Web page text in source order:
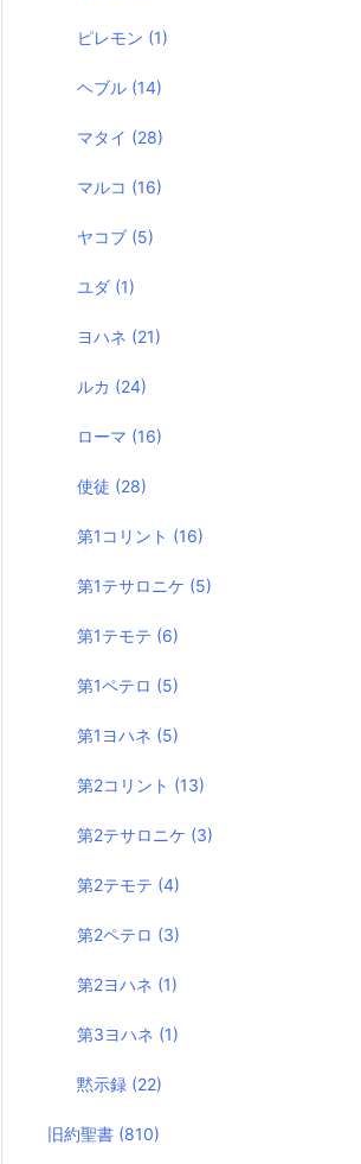
ピレモン (1)
ヘブル (14)
マタイ (28)
マルコ (16)
ヤコブ (5)
ユダ (1)
ヨハネ (21)
ルカ (24)
ローマ (16)
使徒 (28)
第1コリント (16)
第1テサロニケ (5)
第1テモテ (6)
第1ペテロ (5)
第1ヨハネ (5)
第2コリント (13)
第2テサロニケ (3)
第2テモテ (4)
第2ペテロ (3)
第2ヨハネ (1)
第3ヨハネ (1)
黙示録 (22)
旧約聖書 (810)